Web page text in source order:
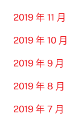
2019 年 11 月
2019 年 10 月
2019 年 9 月
2019 年 8 月
2019 年 7 月